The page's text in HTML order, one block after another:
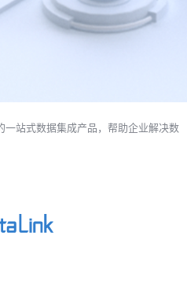
一站式数据集成产品，帮助企业解决数